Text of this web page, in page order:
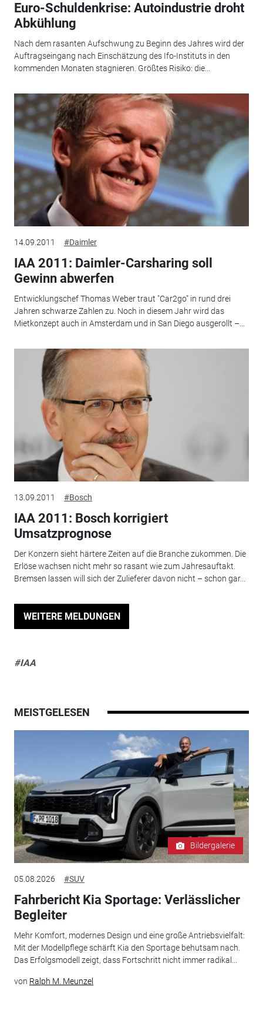
Euro-Schuldenkrise: Autoindustrie droht
Abkühlung
Nach dem rasanten Aufschwung zu Beginn des Jahres wird der
Auftragseingang nach Einschätzung des Ifo-Instituts in den
kommenden Monaten stagnieren. Größtes Risiko: die...
14.09.2011 #Daimler
IAA 2011: Daimler-Carsharing soll
Gewinn abwerfen
Entwicklungschef Thomas Weber traut "Car2go" in rund drei
Jahren schwarze Zahlen zu. Noch in diesem Jahr wird das
Mietkonzept auch in Amsterdam und in San Diego ausgerollt –...
13.09.2011 #Bosch
IAA 2011: Bosch korrigiert
Umsatzprognose
Der Konzern sieht härtere Zeiten auf die Branche zukommen. Die
Erlöse wachsen nicht mehr so rasant wie zum Jahresauftakt.
Bremsen lassen will sich der Zulieferer davon nicht – schon gar...
WEITERE MELDUNGEN
#IAA
MEISTGELESEN
Bildergalerie
05.08.2026 #SUV
Fahrbericht Kia Sportage: Verlässlicher
Begleiter
Mehr Komfort, modernes Design und eine große Antriebsvielfalt:
Mit der Modellpflege schärft Kia den Sportage behutsam nach.
Das Erfolgsmodell zeigt, dass Fortschritt nicht immer radikal...
von Ralph M. Meunzel